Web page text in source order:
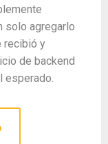
solo agregarlo
recibió y
de backend
esperado.